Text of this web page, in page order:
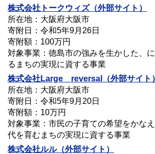
株式会社トークウィズ（外部サイト）
所在地：大阪府大阪市
寄附日：令和5年9月26日
寄附額：100万円
対象事業：徳島市の強みを生かした、
るまちの実現に資する事業
株式会社Large reversal（外部サイト）
所在地：大阪府大阪市
寄附日：令和5年9月20日
寄附額：10万円
対象事業：市民の子育ての希望をかな
代を育むまちの実現に資する事業
株式会社ルル（外部サイト）